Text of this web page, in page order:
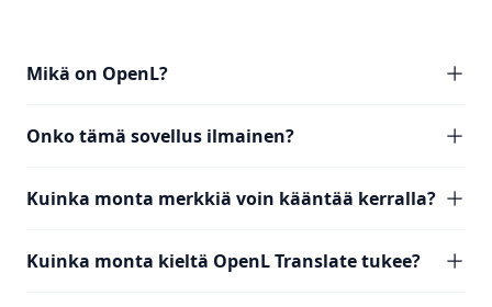
Mikä on OpenL?
Onko tämä sovellus ilmainen?
Kuinka monta merkkiä voin kääntää kerralla?
Kuinka monta kieltä OpenL Translate tukee?